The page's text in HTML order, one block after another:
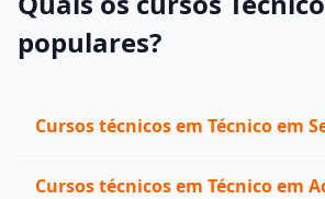
populares?
Cursos técnicos em Técnico em
Cursos técnicos em Técnico em